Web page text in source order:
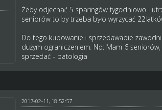
Żeby odjechać 5 sparingów tygodniowo i
seniorów to by trzeba było wyrzycać
Do tego kupowanie i sprzedawabie
dużym ograniczeniem. Np: Mam 6
sprzedać - patologia
2017-02-11, 18:52:57